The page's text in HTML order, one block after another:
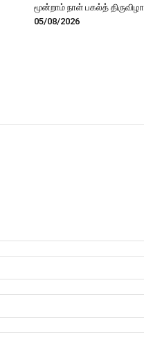
மூன்றாம் நாள் பகல்த் திருவிழா
05/08/2026